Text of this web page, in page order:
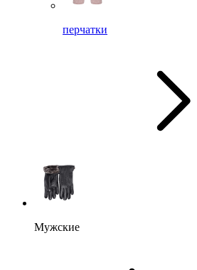
перчатки
Мужские